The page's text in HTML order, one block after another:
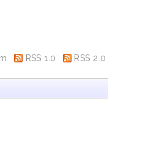
RSS 1.0 RSS 2.0